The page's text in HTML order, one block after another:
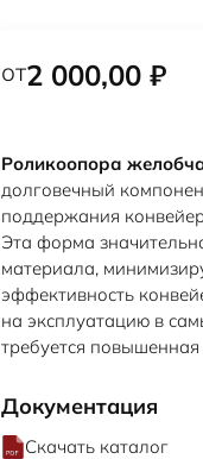
от2 000,00 ₽
Роликоопора
долговечный
поддержания
Эта форма
материала,
эффективность
на эксплуатацию в
требуется
Документация
Скачать каталог